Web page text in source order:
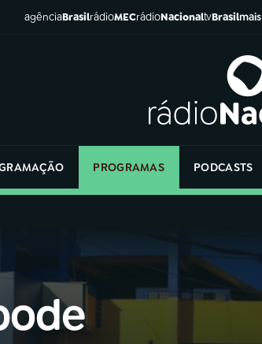
agênciaBrasilrádioMECrádioNacionaltvBrasilmais
PROGRAMAS PODCASTS